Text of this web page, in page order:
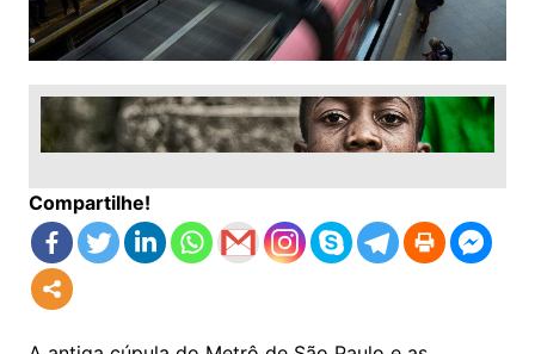
Compartilhe!